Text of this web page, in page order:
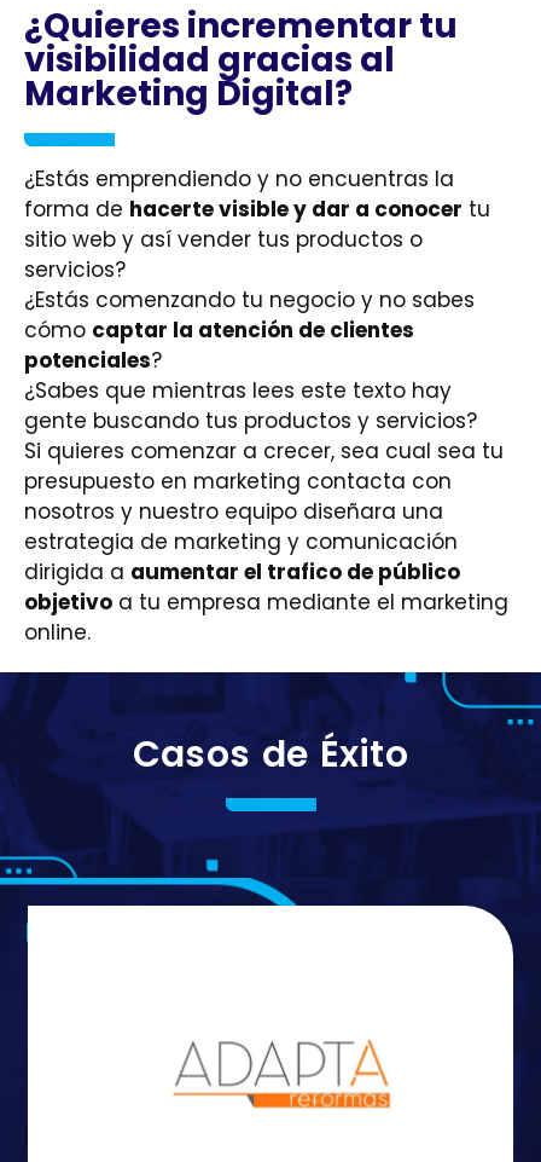
¿Quieres incrementar tu
visibilidad gracias al
Marketing Digital?
¿Estás emprendiendo y no encuentras la
forma de hacerte visible y dar a conocer tu
sitio web y así vender tus productos o
servicios?
¿Estás comenzando tu negocio y no sabes
cómo captar la atención de clientes
potenciales?
¿Sabes que mientras lees este texto hay
gente buscando tus productos y servicios?
Si quieres comenzar a crecer, sea cual sea tu
presupuesto en marketing contacta con
nosotros y nuestro equipo diseñara una
estrategia de marketing y comunicación
dirigida a aumentar el trafico de público
objetivo a tu empresa mediante el marketing
online.
Casos de Éxito